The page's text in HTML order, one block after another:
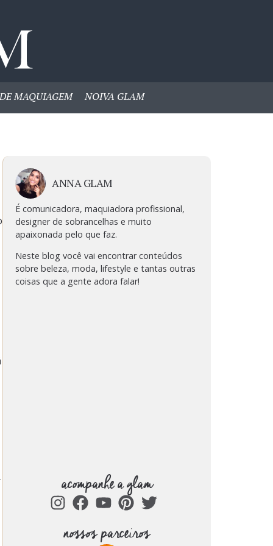
MAQUIAGEM NOIVA GLAM
ANNA GLAM
É comunicadora, maquiadora profissional,
designer de sobrancelhas e muito
apaixonada pelo que faz.
Neste blog você vai encontrar conteúdos
sobre beleza, moda, lifestyle e tantas outras
coisas que a gente adora falar!
acompanhe a glam
nossos parceiros